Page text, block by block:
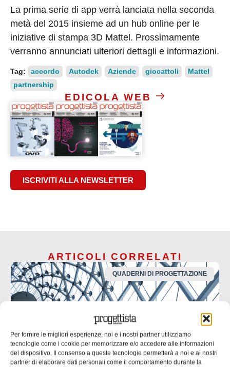
Per fornire le migliori esperienze, noi e i nostri partner utilizziamo
tecnologie come i cookie per memorizzare e/o accedere alle informazioni
del dispositivo. Il consenso a queste tecnologie permetterà a noi e ai nostri
partner di elaborare dati personali come il comportamento durante la
La prima serie di app verrà lanciata nella seconda
metà del 2015 insieme ad un hub online per le
iniziative di stampa 3D Mattel. Prossimamente
verranno annunciati ulteriori dettagli e informazioni.
Tag: accordo Autodek Aziende giocattoli
Mattel
partnership
EDICOLA WEB
ISCRIVITI ALLA NEWSLETTER
ARTICOLI CORRELATI
QUADERNI DI PROGETTAZIONE